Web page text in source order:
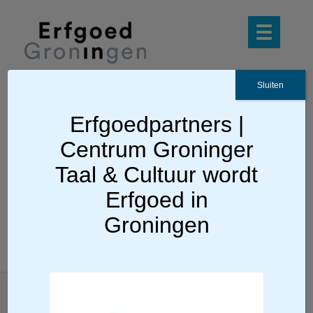
Ga terug
z Annet van der Meer
Erfgoedpartners |
Centrum Groninger
Taal & Cultuur wordt
Erfgoed in
Groningen
Sluiten